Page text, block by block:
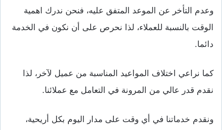
وعدم التأخر عن الموعد المتفق عليه، فنحن ندرك اهمية
الوقت بالنسبة للعملاء، لذا نحرص على أن نكون في الخدمة
دائما.
كما نراعي اختلاف المواعيد المناسبة من عميل لآخر، لذا
نقدم قدر عالي من المرونة في التعامل مع عملائنا.
ونقدم خدماتنا في أي وقت على مدار اليوم بكل أريحية،